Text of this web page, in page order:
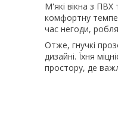
М'які вікна з ПВХ
комфортну
час негоди,
Отже, гнучкі
дизайні. Їхня
простору, де